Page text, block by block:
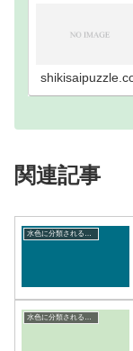
関連記事
水色に分類される色一覧